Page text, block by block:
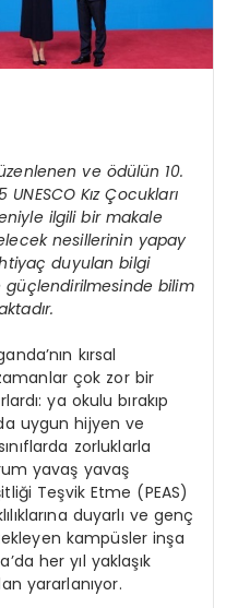
ve ödülün 10.
Kız Çocukları
ilgili bir makale
nesillerinin yapay
duyulan bilgi
güçlendirilmesinde bilim
kırsal
çok zor bir
ya okulu bırakıp
uygun hijyen ve
zorluklarla
yavaş yavaş
Teşvik Etme (PEAS)
duyarlı ve genç
kampüsler inşa
her yıl yaklaşık
yararlanıyor.